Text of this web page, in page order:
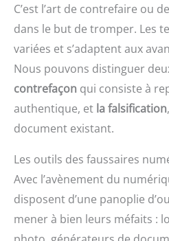
C’est l’art de contrefaire ou
dans le but de tromper. Les
variées et s’adaptent aux
Nous pouvons distinguer
contrefaçon qui consiste à
authentique, et la falsification
document existant.
Les outils des faussaires
Avec l’avènement du
disposent d’une panoplie
mener à bien leurs méfaits :